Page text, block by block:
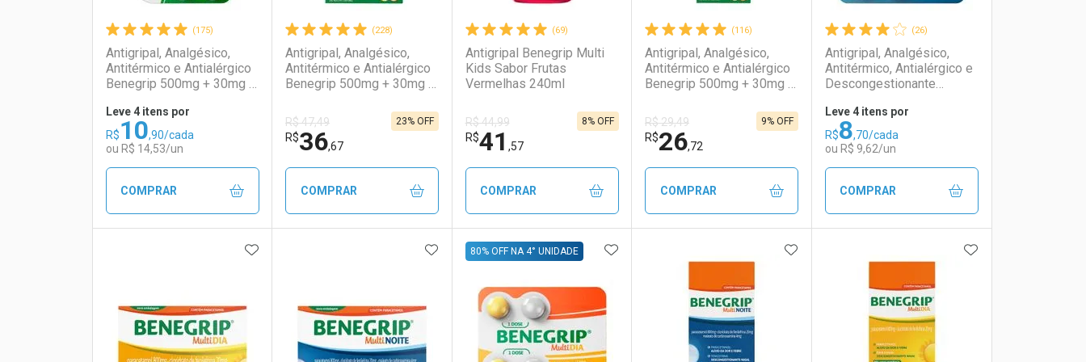
(175)
Antigripal, Analgésico,
Antitérmico e Antialérgico
Benegrip 500mg + 30mg +
Revestidos
Leve 4 itens por
R$10,90/cada
ou R$ 14,53/un
COMPRAR
(228)
Antigripal, Analgésico,
Antitérmico e Antialérgico
Benegrip 500mg + 30mg +
Revestidos
R$ 47,49
R$36,67
23% OFF
COMPRAR
FECHAR
FECHAR
(69)
Antigripal Benegrip Multi
Kids Sabor Frutas
Vermelhas 240ml
R$ 44,99
R$41 ,57
8% OFF
COMPRAR
Laboratório
Por Menos
(116)
Antigripal, Analgésico,
Antitérmico e Antialérgico
Benegrip 500mg + 30mg +
Revestidos
R$ 29,49
R$26,72
9% OFF
COMPRAR
Laboratório
Por Menos
(26)
Antigripal, Analgésico,
Antitérmico, Antialérgico e
Descongestionante
800mg + 20mg + 4mg 4
Comprimidos
Leve 4 itens por
R$8,70/cada
ou R$ 9,62/un
COMPRAR
Laboratório
Por Menos
ADICIONAR AOS FAVORITOSADICIONAR AOS FAVORITOS
80% OFF NA 4° UNIDADE ADICIONAR AOS FAVORITOSADICIONAR AOS FAVORITOSADICIONAR AOS